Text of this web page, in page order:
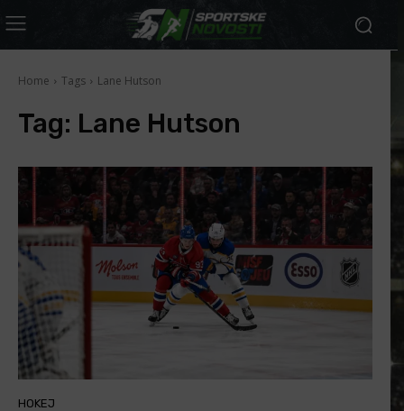
Home Tags Lane Hutson
Tag: Lane Hutson
HOKEJ